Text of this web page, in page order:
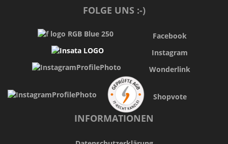
FOLGE UNS :-)
Facebook
Instagram
Wonderlink
Shopvote
INFORMATIONEN